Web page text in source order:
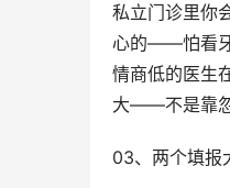
私立门诊里你
心的——怕看牙
情商低的医生
大——不是靠忽
03、两个填报